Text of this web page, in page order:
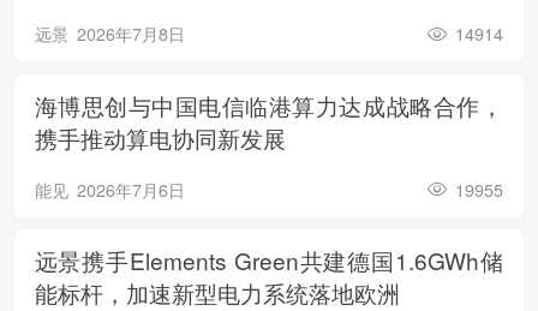
远景 2026年7月8日 14914
海博思创与中国电信临港算力达成战略合作，
携手推动算电协同新发展
能见 2026年7月6日 19955
远景携手Elements Green共建德国1.6GWh储
能标杆，加速新型电力系统落地欧洲